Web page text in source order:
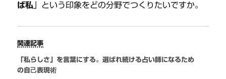
ば私 」という印象をどの分野でつくりたいですか。
関連記事
「私らしさ」を言葉にする。選ばれ続ける占い師になるため
の自己表現術